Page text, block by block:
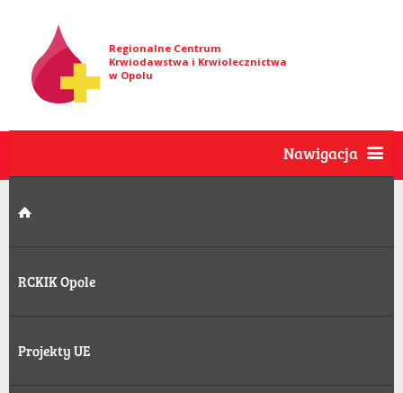
Regionalne Centrum
Krwiodawstwa i Krwiolecznictwa
w Opolu
Nawigacja
RCKIK Opole
Projekty UE